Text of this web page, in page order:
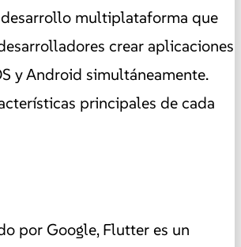
multiplataforma que
crear aplicaciones
y Android simultáneamente.
principales de cada
por Google, Flutter es un